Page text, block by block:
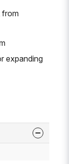
from
expanding